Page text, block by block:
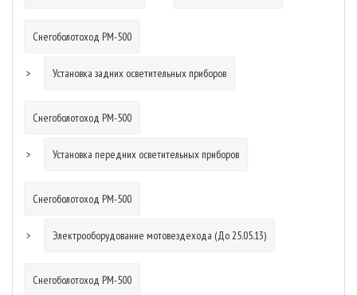
Снегоболотоход РМ-500
Установка задних осветительных приборов
Снегоболотоход РМ-500
Установка передних осветительных приборов
Снегоболотоход РМ-500
Электрооборудование мотовездехода (До 25.05.13)
Снегоболотоход РМ-500